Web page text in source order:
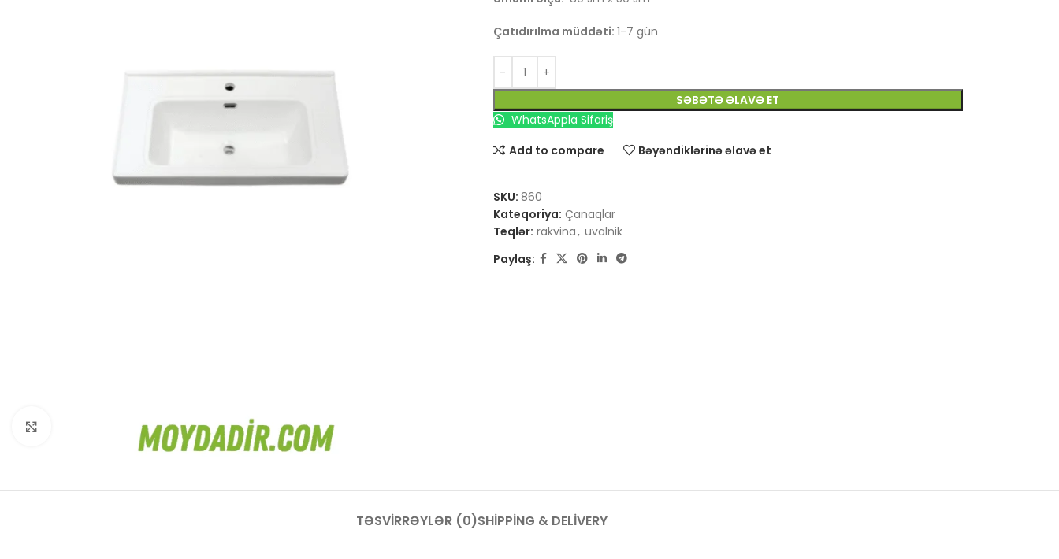
Böyütmək üçün toxun
Çatıdırılma müddəti: 1-7 gün
SƏBƏTƏ ƏLAVƏ ET
WhatsAppla Sifariş
Add to compare
Bəyəndiklərinə əlavə et
SKU: 860
Kateqoriya: Çanaqlar
Teqlər: rakvina, uvalnik
Paylaş:
TƏSVIRRƏYLƏR (0)SHIPPING & DELIVERY